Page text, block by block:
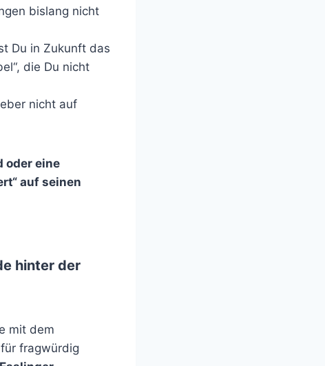
bislang nicht
Du in Zukunft das
die Du nicht
nicht auf
oder eine
auf seinen
hinter der
mit dem
fragwürdig